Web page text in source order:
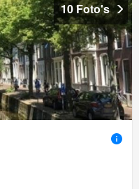
10 Foto's